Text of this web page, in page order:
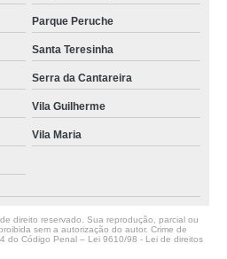
Parque Peruche
Santa Teresinha
Serra da Cantareira
Vila Guilherme
Vila Maria
direito reservado. Sua reprodução, parcial ou
sem a autorização do autor. Crime de
do Código Penal – Lei 9610/98 - Lei de direitos